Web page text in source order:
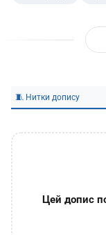
🧵 Нитки допису
Цей допис